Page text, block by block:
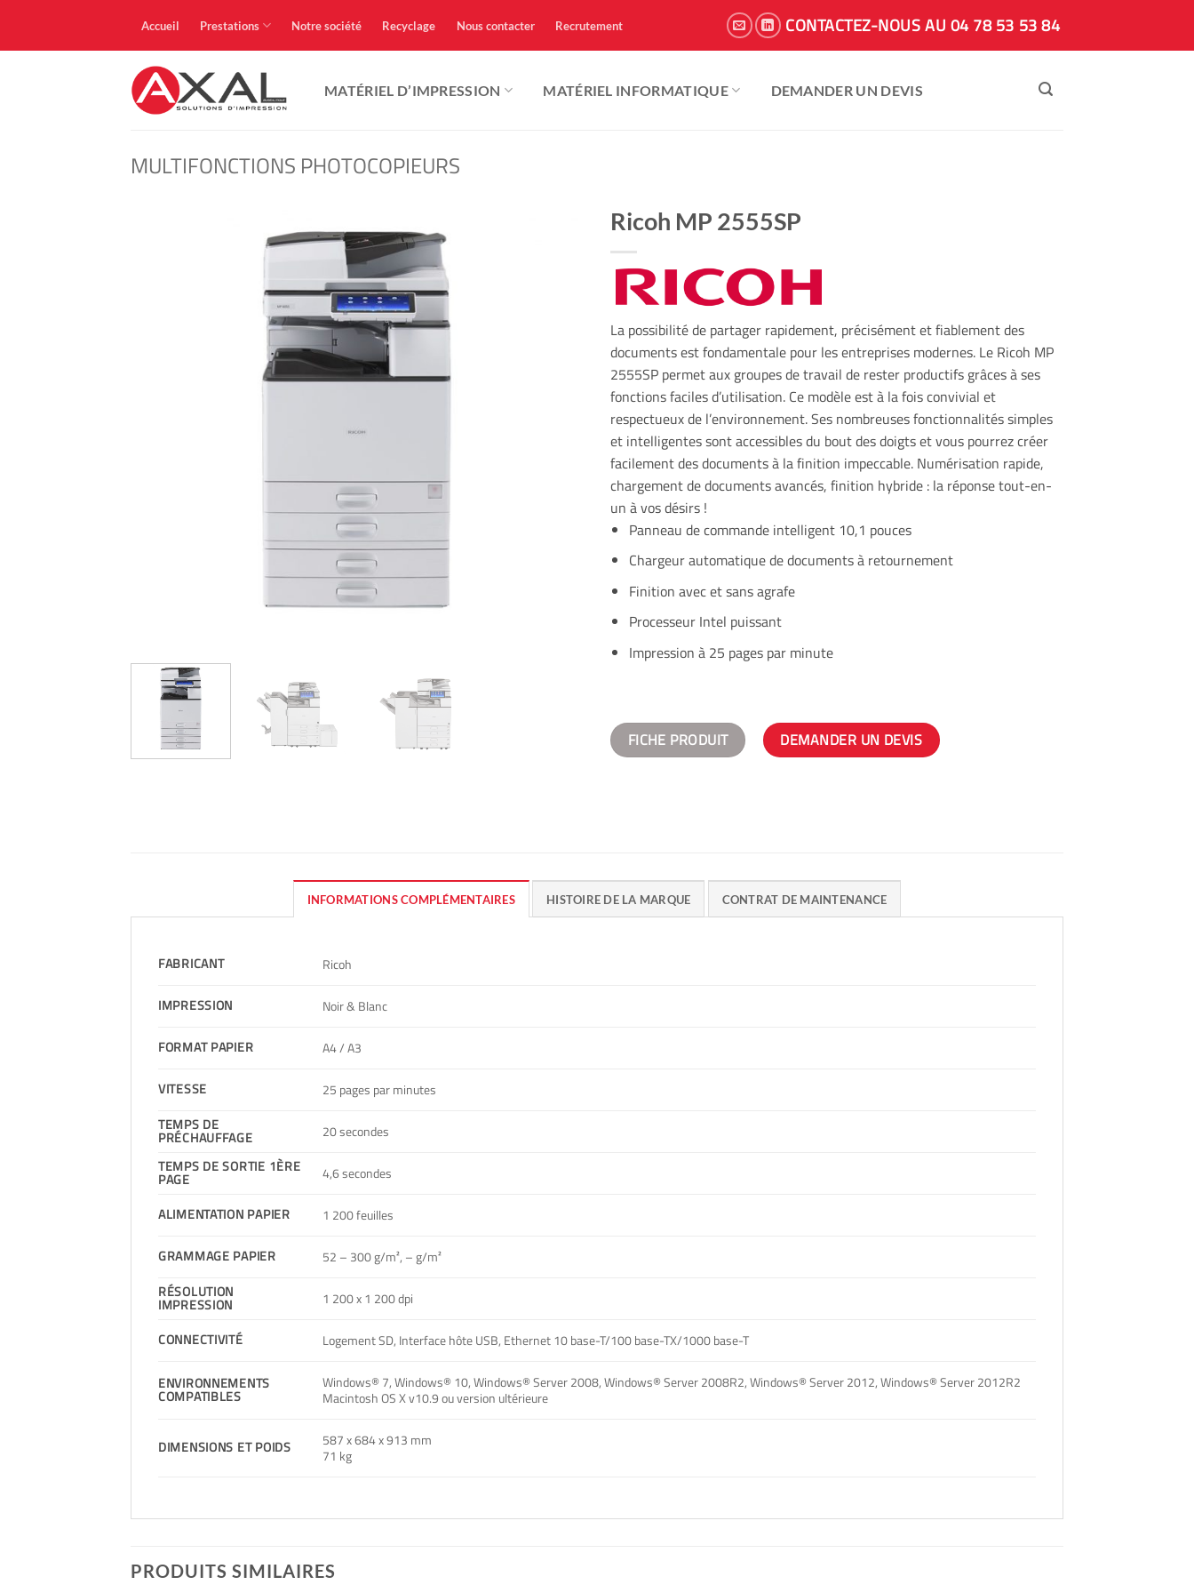
contenu
Accueil Prestations Notre société Recyclage Nous contacter Recrutement CONTACTEZ-NOUS AU 04 78 53 53 84
MATÉRIEL D’IMPRESSION MATÉRIEL INFORMATIQUE DEMANDER UN DEVIS
MULTIFONCTIONS PHOTOCOPIEURS
Ricoh MP 2555SP
La possibilité de partager rapidement, précisément et fiablement des
documents est fondamentale pour les entreprises modernes. Le Ricoh MP
2555SP permet aux groupes de travail de rester productifs grâces à ses
fonctions faciles d’utilisation. Ce modèle est à la fois convivial et
respectueux de l’environnement. Ses nombreuses fonctionnalités simples
et intelligentes sont accessibles du bout des doigts et vous pourrez créer
facilement des documents à la finition impeccable. Numérisation rapide,
chargement de documents avancés, finition hybride : la réponse tout-en-
un à vos désirs !
Panneau de commande intelligent 10,1 pouces
Chargeur automatique de documents à retournement
Finition avec et sans agrafe
Processeur Intel puissant
Impression à 25 pages par minute
FICHE PRODUIT DEMANDER UN DEVIS
INFORMATIONS COMPLÉMENTAIRES HISTOIRE DE LA MARQUE CONTRAT DE MAINTENANCE
FABRICANT Ricoh
IMPRESSION Noir & Blanc
FORMAT PAPIER A4 / A3
VITESSE
25 pages par minutes
TEMPS DE
PRÉCHAUFFAGE
20 secondes
TEMPS DE SORTIE 1ÈRE
PAGE 4,6 secondes
ALIMENTATION PAPIER 1 200 feuilles
GRAMMAGE PAPIER
52 – 300 g/m², – g/m²
RÉSOLUTION
IMPRESSION 1 200 x 1 200 dpi
CONNECTIVITÉ Logement SD, Interface hôte USB, Ethernet 10 base-T/100 base-TX/1000 base-T
ENVIRONNEMENTS
COMPATIBLES
Windows® 7, Windows® 10, Windows® Server 2008, Windows® Server 2008R2, Windows® Server 2012, Windows® Server 2012R2
Macintosh OS X v10.9 ou version ultérieure
DIMENSIONS ET POIDS
587 x 684 x 913 mm
71 kg
PRODUITS SIMILAIRES